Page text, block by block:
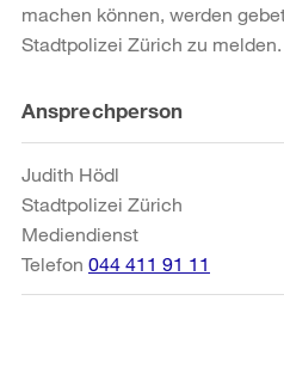
machen können, werden
Stadtpolizei Zürich zu melden.
Weitere
Informationen
Ansprechperson
Judith Hödl
Stadtpolizei Zürich
Mediendienst
Telefon 044 411 91 11